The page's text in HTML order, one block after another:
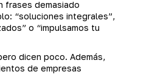
frases demasiado
“soluciones integrales”,
o “impulsamos tu
dicen poco. Además,
de empresas